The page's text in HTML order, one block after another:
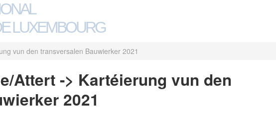
LUXEMBOURG
vun den transversalen Bauwierker 2021
Attert -> Kartéierung vun den
2021